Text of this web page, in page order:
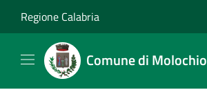
Regione Calabria
Comune di Molochio